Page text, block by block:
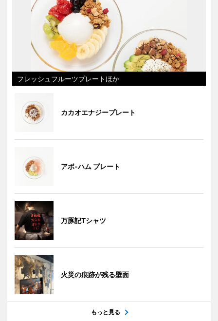
フレッシュフルーツプレートほか
カカオエナジープレート
アボ-ハム プレート
万豚記Tシャツ
火災の痕跡が残る壁面
もっと見る